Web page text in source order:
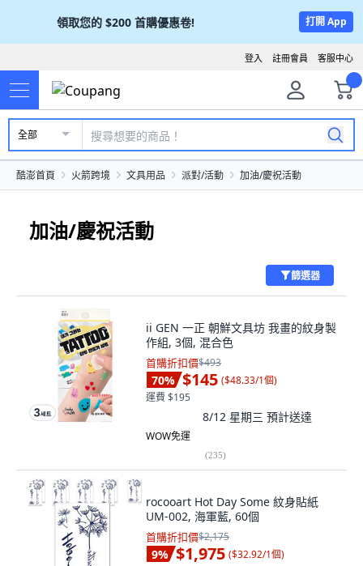
領取您的 $200 首購優惠卷! 打開 App
客服中心
註冊會員
登入
全部
酷澎首頁 火箭跨境 文具用品 派對/活動 加油/慶祝活動
加油/慶祝活動
篩選器
ii GEN 一正 朝鮮文具坊 我畫的紋身製
作組, 3個, 混合色
首購折扣價$493
70% $145 ($48.33/1個)
運費 $195
8/12 星期三 預計送達
WOW免運
(235)
rocooart Hot Day Some 紋身貼紙
UM-002, 海軍藍, 60個
首購折扣價$2,175
9% $1,975 ($32.92/1個)